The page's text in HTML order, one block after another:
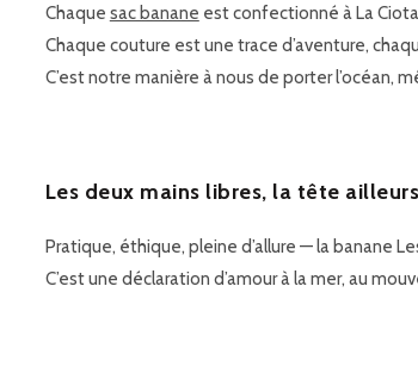
Chaque sac banane est confectionné à La
Chaque couture est une trace d’aventure,
C’est notre manière à nous de porter l’océan,
Les deux mains libres, la tête ailleurs
Pratique, éthique, pleine d’allure — la banane
C’est une déclaration d’amour à la mer, au